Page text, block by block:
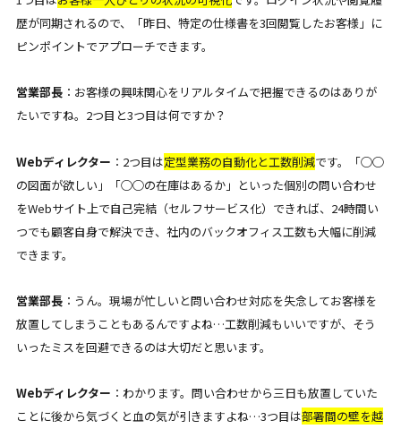
歴が同期されるので、「昨日、特定の仕様書を3回閲覧したお客様」に
ピンポイントでアプローチできます。
営業部長 ：お客様の興味関心をリアルタイムで把握できるのはありが
たいですね。2つ目と3つ目は何ですか？
Webディレクター ：2つ目は定型業務の自動化と工数削減です。「◯◯
の図面が欲しい」「◯◯の在庫はあるか」といった個別の問い合わせ
をWebサイト上で自己完結（セルフサービス化）できれば、24時間い
つでも顧客自身で解決でき、社内のバックオフィス工数も大幅に削減
できます。
営業部長 ：うん。現場が忙しいと問い合わせ対応を失念してお客様を
放置してしまうこともあるんですよね…工数削減もいいですが、そう
いったミスを回避できるのは大切だと思います。
Webディレクター ：わかります。問い合わせから三日も放置していた
ことに後から気づくと血の気が引きますよね…3つ目は部署間の壁を越